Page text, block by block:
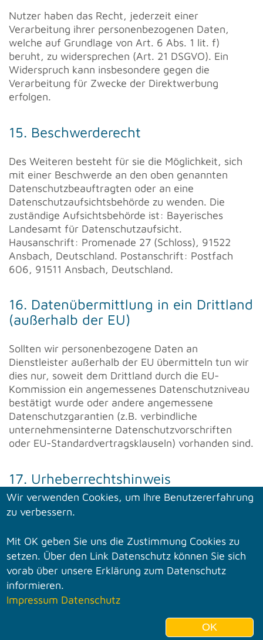
Nutzer haben das Recht, jederzeit einer
Verarbeitung ihrer personenbezogenen Daten,
welche auf Grundlage von Art. 6 Abs. 1 lit. f)
beruht, zu widersprechen (Art. 21 DSGVO). Ein
Widerspruch kann insbesondere gegen die
Verarbeitung für Zwecke der Direktwerbung
erfolgen.
15. Beschwerderecht
Des Weiteren besteht für sie die Möglichkeit, sich
mit einer Beschwerde an den oben genannten
Datenschutzbeauftragten oder an eine
Datenschutzaufsichtsbehörde zu wenden. Die
zuständige Aufsichtsbehörde ist: Bayerisches
Landesamt für Datenschutzaufsicht.
Hausanschrift: Promenade 27 (Schloss), 91522
Ansbach, Deutschland. Postanschrift: Postfach
606, 91511 Ansbach, Deutschland.
16. Datenübermittlung in ein Drittland
(außerhalb der EU)
Sollten wir personenbezogene Daten an
Dienstleister außerhalb der EU übermitteln tun wir
dies nur, soweit dem Drittland durch die EU-
Kommission ein angemessenes Datenschutzniveau
bestätigt wurde oder andere angemessene
Datenschutzgarantien (z.B. verbindliche
unternehmensinterne Datenschutzvorschriften
oder EU-Standardvertragsklauseln) vorhanden sind.
17. Urheberrechtshinweis
Für Gestaltung, Texte und Grafiken auf unserer
Die Verwendung, die Reproduktion oder die
Weitergabe einzelner Inhalte oder kompletter
Seiten unserer Internetseite sind nicht gestattet.
18. Haftungsausschluss
Wir verwenden Cookies, um Ihre Benutzererfahrung
zu verbessern.
Mit OK geben Sie uns die Zustimmung Cookies zu
setzen. Über den Link Datenschutz können Sie sich
vorab über unsere Erklärung zum Datenschutz
informieren.
Impressum Datenschutz
OK